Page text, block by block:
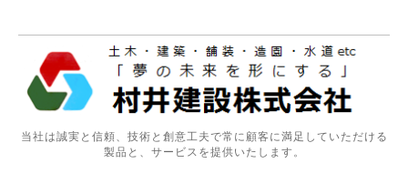
当社は誠実と信頼、技術と創意工夫で常に顧客に満足していただける
製品と、サービスを提供いたします。